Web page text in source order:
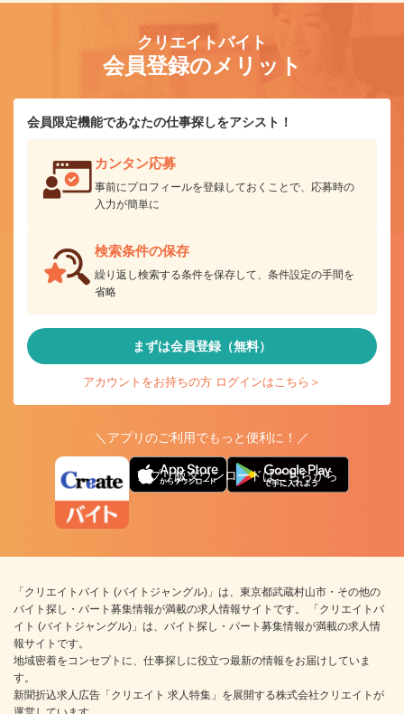
クリエイトバイト
会員登録のメリット
会員限定機能であなたの仕事探しをアシスト！
カンタン応募
事前にプロフィールを登録しておくことで、応募時の
入力が簡単に
検索条件の保存
繰り返し検索する条件を保存して、条件設定の手間を
省略
まずは会員登録（無料）
アカウントをお持ちの方 ログインはこちら＞
＼アプリのご利用でもっと便利に！／
アプリ版ダウンロードはこちらから
「クリエイトバイト (バイトジャングル)」は、東京都武蔵村山市・その他の
バイト探し・パート募集情報が満載の求人情報サイトです。 「クリエイトバ
イト (バイトジャングル)」は、バイト探し・パート募集情報が満載の求人情
報サイトです。
地域密着をコンセプトに、仕事探しに役立つ最新の情報をお届けしていま
す。
新聞折込求人広告「クリエイト 求人特集」を展開する株式会社クリエイトが